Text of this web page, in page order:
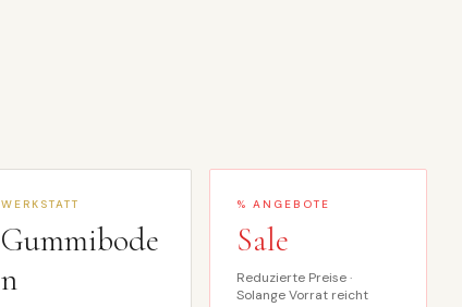
WERKSTATT
Gummibode
n
% ANGEBOTE
Sale
Reduzierte Preise ·
Solange Vorrat reicht